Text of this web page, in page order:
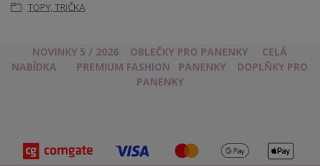
TOPY, TRIČKA
NOVINKY 5 / 2026 OBLEČKY PRO PANENKY
CELÁ
NABÍDKA
PREMIUM FASHION PANENKY
DOPLŇKY PRO
PANENKY